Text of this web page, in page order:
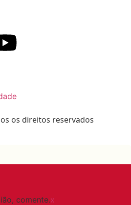
os direitos reservados
comente.x